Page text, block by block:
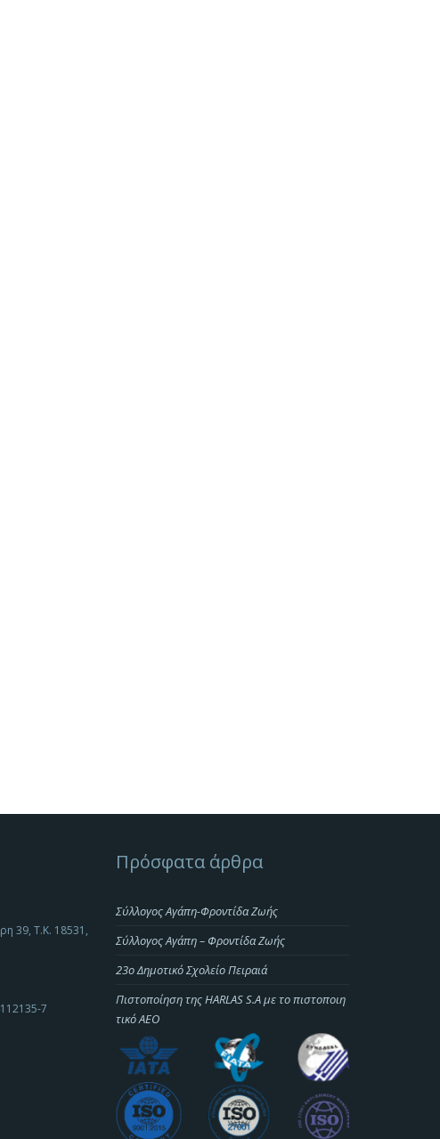
39, Τ.Κ. 18531,
7
Πρόσφατα άρθρα
Σύλλογος Αγάπη-Φροντίδα Ζωής
Σύλλογος Αγάπη – Φροντίδα Ζωής
23o Δημοτικό Σχολείο Πειραιά
Πιστοποίηση της HARLAS S.A με το πιστοποιη
τικό ΑΕΟ